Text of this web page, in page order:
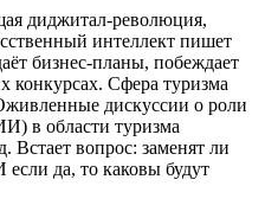
диджитал-революция,
интеллект пишет
бизнес-планы, побеждает
конкурсах. Сфера туризма
дискуссии о роли
в области туризма
Встает вопрос: заменят ли
да, то каковы будут